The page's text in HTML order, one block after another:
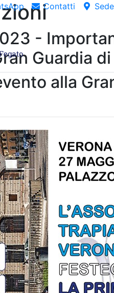
Contatti Sede
-
Guardia
alla